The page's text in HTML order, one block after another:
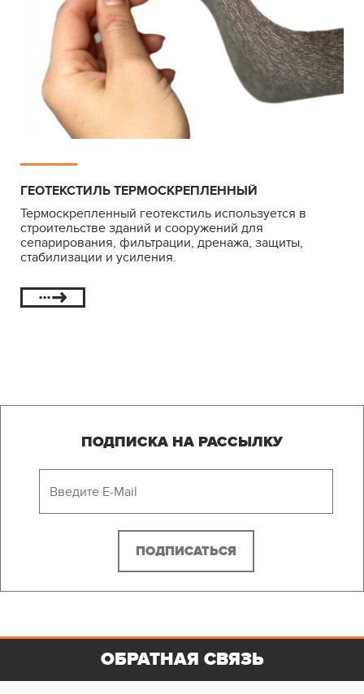
ГЕОТЕКСТИЛЬ ТЕРМОСКРЕПЛЕННЫЙ
Термоскрепленный геотекстиль используется в
строительстве зданий и сооружений для
сепарирования, фильтрации, дренажа, защиты,
стабилизации и усиления.
ПОДПИСКА НА РАССЫЛКУ
ОБРАТНАЯ СВЯЗЬ